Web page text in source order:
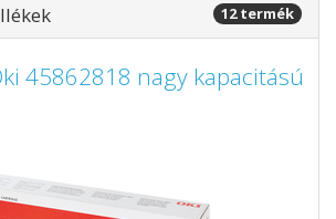
12 termék
45862818 nagy kapacitású